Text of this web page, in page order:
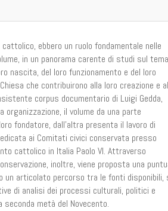
ebbero un ruolo fondamentale nelle
in un panorama carente di studi sul
nascita, del loro funzionamento e del loro
che contribuirono alla loro creazione e
corpus documentario di Luigi Gedda,
il volume da una parte
fondatore, dall’altra presenta il lavoro di
ai Comitati civici conservata presso
cattolico in Italia Paolo VI. Attraverso
inoltre, viene proposta una
un articolato percorso tra le fonti disponibili,
di analisi dei processi culturali, politici e
metà del Novecento.